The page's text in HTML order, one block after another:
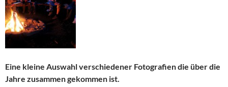
Eine kleine Auswahl verschiedener Fotografien die über die
Jahre zusammen gekommen ist.